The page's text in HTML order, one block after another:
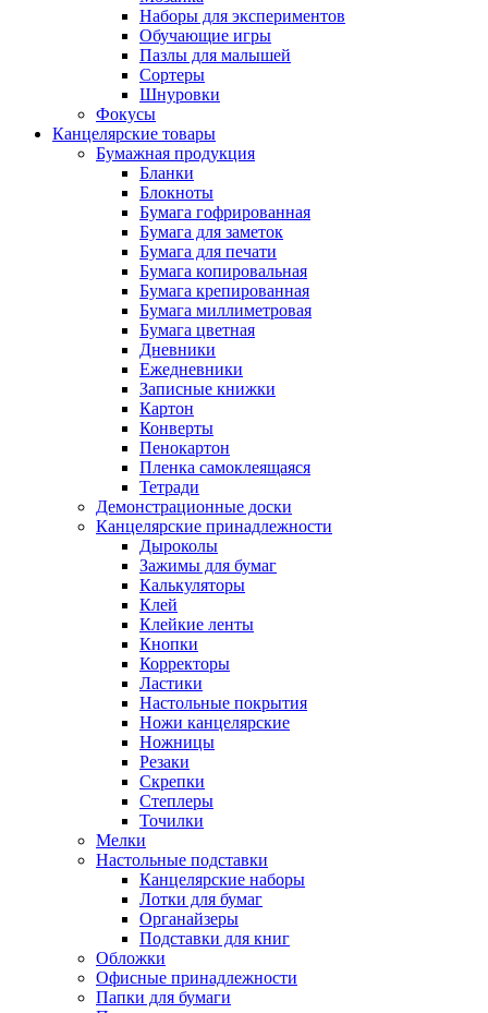
Наборы для экспериментов
Обучающие игры
Пазлы для малышей
Сортеры
Шнуровки
Фокусы
Канцелярские товары
Бумажная продукция
Бланки
Блокноты
Бумага гофрированная
Бумага для заметок
Бумага для печати
Бумага копировальная
Бумага крепированная
Бумага миллиметровая
Бумага цветная
Дневники
Ежедневники
Записные книжки
Картон
Конверты
Пенокартон
Пленка самоклеящаяся
Тетради
Демонстрационные доски
Канцелярские принадлежности
Дыроколы
Зажимы для бумаг
Калькуляторы
Клей
Клейкие ленты
Кнопки
Корректоры
Ластики
Настольные покрытия
Ножи канцелярские
Ножницы
Резаки
Скрепки
Степлеры
Точилки
Мелки
Настольные подставки
Канцелярские наборы
Лотки для бумаг
Органайзеры
Подставки для книг
Обложки
Офисные принадлежности
Папки для бумаги